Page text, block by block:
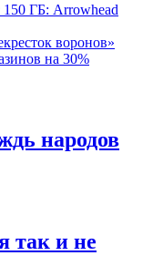
ГБ: Arrowhead
воронов»
на 30%
народов
так и не